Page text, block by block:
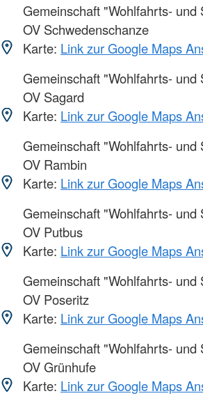
Gemeinschaft "Wohlfahrts- und
OV Schwedenschanze
Karte: Link zur Google Maps
Gemeinschaft "Wohlfahrts- und
OV Sagard
Karte: Link zur Google Maps
Gemeinschaft "Wohlfahrts- und
OV Rambin
Karte: Link zur Google Maps
Gemeinschaft "Wohlfahrts- und
OV Putbus
Karte: Link zur Google Maps
Gemeinschaft "Wohlfahrts- und
OV Poseritz
Karte: Link zur Google Maps
Gemeinschaft "Wohlfahrts- und
OV Grünhufe
Karte: Link zur Google Maps